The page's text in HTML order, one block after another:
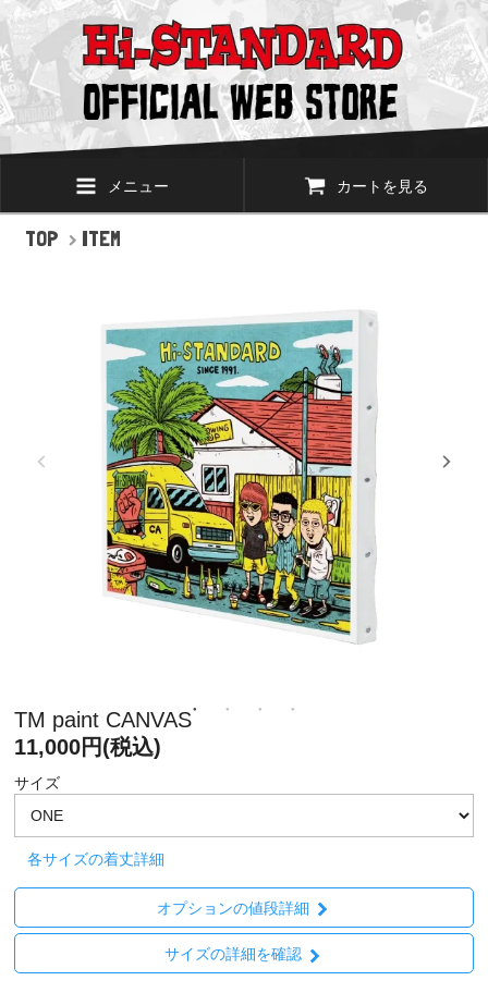
メニュー カートを見る
TOP > ITEM
TM paint CANVAS
11,000円(税込)
サイズ
各サイズの着丈詳細
オプションの値段詳細
サイズの詳細を確認